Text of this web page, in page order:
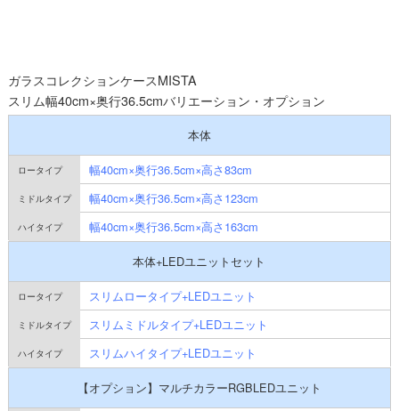
ガラスコレクションケースMISTA
スリム幅40cm×奥行36.5cmバリエーション・オプション
本体
幅40cm×奥行36.5cm×高さ83cm
幅40cm×奥行36.5cm×高さ123cm
幅40cm×奥行36.5cm×高さ163cm
本体+LEDユニットセット
スリムロータイプ+LEDユニット
スリムミドルタイプ+LEDユニット
スリムハイタイプ+LEDユニット
【オプション】マルチカラーRGBLEDユニット